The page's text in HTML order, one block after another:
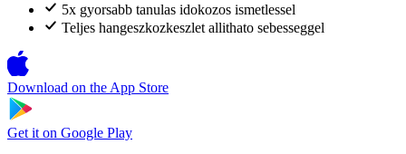
5x gyorsabb tanulas idokozos ismetlessel
Teljes hangeszkozkeszlet allithato sebesseggel
Download on the App Store
Get it on Google Play